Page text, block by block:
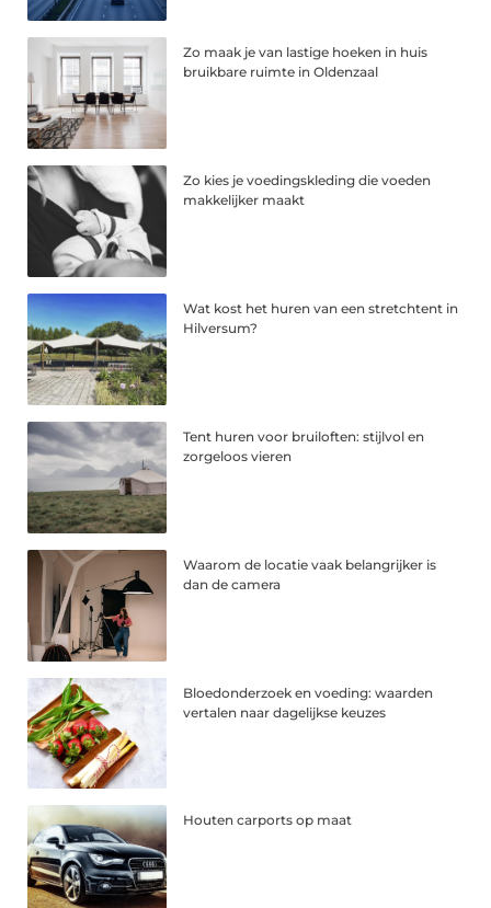
Zo maak je van lastige hoeken in huis
bruikbare ruimte in Oldenzaal
Zo kies je voedingskleding die voeden
makkelijker maakt
Wat kost het huren van een stretchtent in
Hilversum?
Tent huren voor bruiloften: stijlvol en
zorgeloos vieren
Waarom de locatie vaak belangrijker is
dan de camera
Bloedonderzoek en voeding: waarden
vertalen naar dagelijkse keuzes
Houten carports op maat